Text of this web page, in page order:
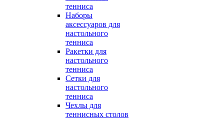
тенниса
Наборы
аксессуаров для
настольного
тенниса
Ракетки для
настольного
тенниса
Сетки для
настольного
тенниса
Чехлы для
теннисных столов